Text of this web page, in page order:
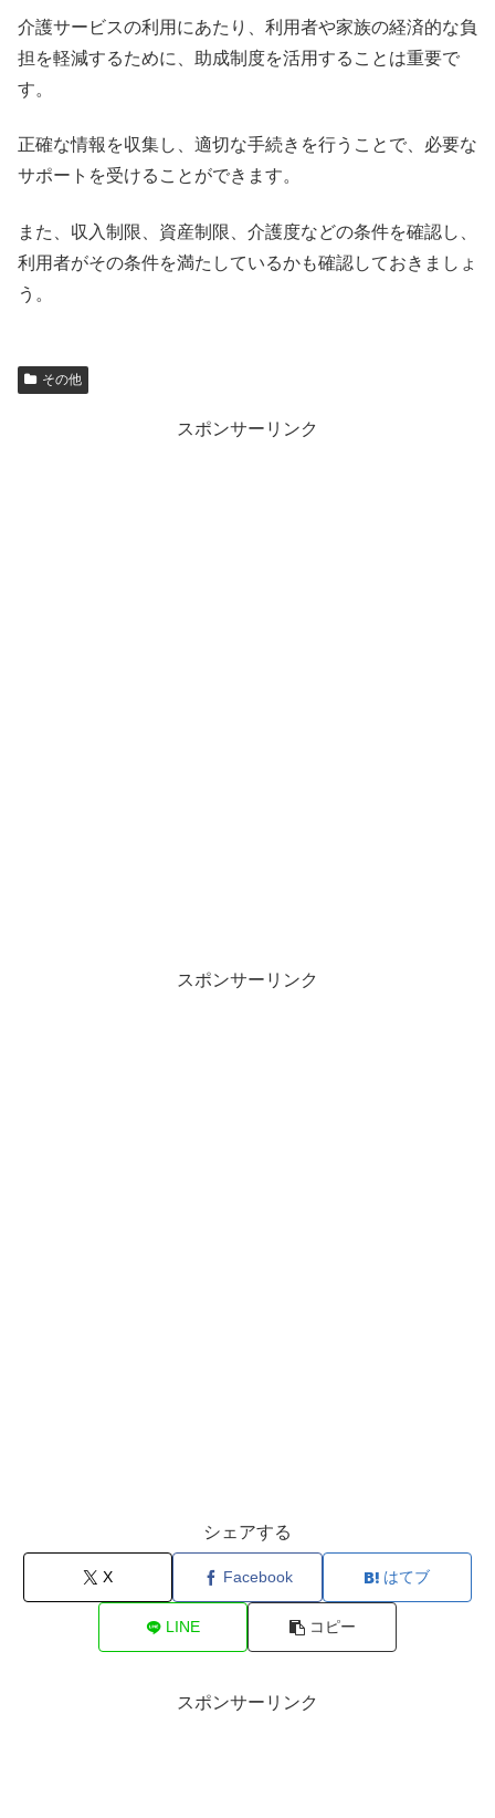
介護サービスの利用にあたり、利用者や家族の経済的な負
担を軽減するために、助成制度を活用することは重要で
す。
正確な情報を収集し、適切な手続きを行うことで、必要な
サポートを受けることができます。
また、収入制限、資産制限、介護度などの条件を確認し、
利用者がその条件を満たしているかも確認しておきましょ
う。
その他
スポンサーリンク
スポンサーリンク
シェアする
X Facebook はてブ
LINE コピー
スポンサーリンク